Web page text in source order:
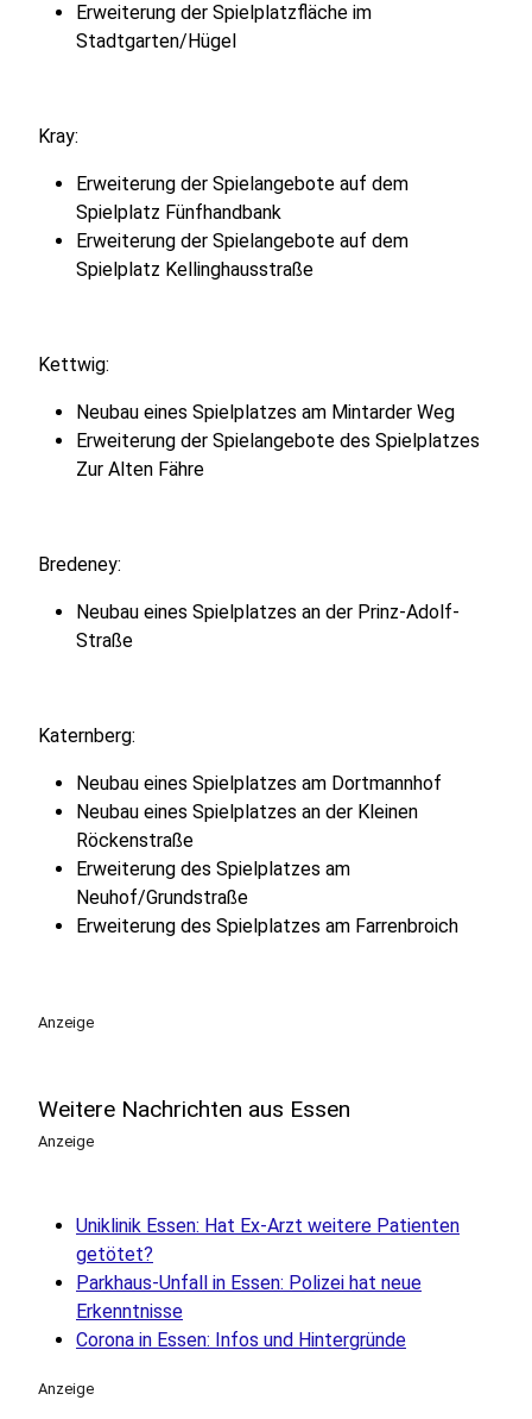
Erweiterung der Spielplatzfläche im
Stadtgarten/Hügel
Kray:
Erweiterung der Spielangebote auf dem
Spielplatz Fünfhandbank
Erweiterung der Spielangebote auf dem
Spielplatz Kellinghausstraße
Kettwig:
Neubau eines Spielplatzes am Mintarder Weg
Erweiterung der Spielangebote des Spielplatzes
Zur Alten Fähre
Bredeney:
Neubau eines Spielplatzes an der Prinz-Adolf-
Straße
Katernberg:
Neubau eines Spielplatzes am Dortmannhof
Neubau eines Spielplatzes an der Kleinen
Röckenstraße
Erweiterung des Spielplatzes am
Neuhof/Grundstraße
Erweiterung des Spielplatzes am Farrenbroich
Anzeige
Weitere Nachrichten aus Essen
Anzeige
Uniklinik Essen: Hat Ex-Arzt weitere Patienten
getötet?
Parkhaus-Unfall in Essen: Polizei hat neue
Erkenntnisse
Corona in Essen: Infos und Hintergründe
Anzeige